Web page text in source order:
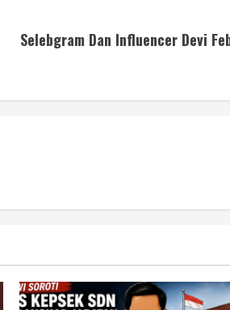
Selebgram Dan Influencer Devi